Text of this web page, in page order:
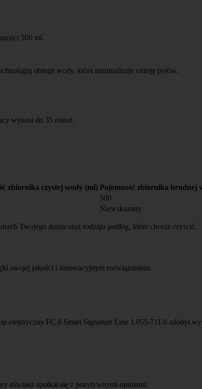
500 ml.
obiegu wody, która minimalizuje emisję pyłów.
wynosi do 35 minut.
zbiornika czystej wody (ml) Pojemność zbiornika brudnej
500
Niewskazany
Twojego domu oraz rodzaju podłóg, które chcesz czyścić.
swojej jakości i innowacyjnym rozwiązaniom.
elektryczny FC 8 Smart Signature Line 1.055-711.0 zdobył
również spotkał się z pozytywnymi opiniami.